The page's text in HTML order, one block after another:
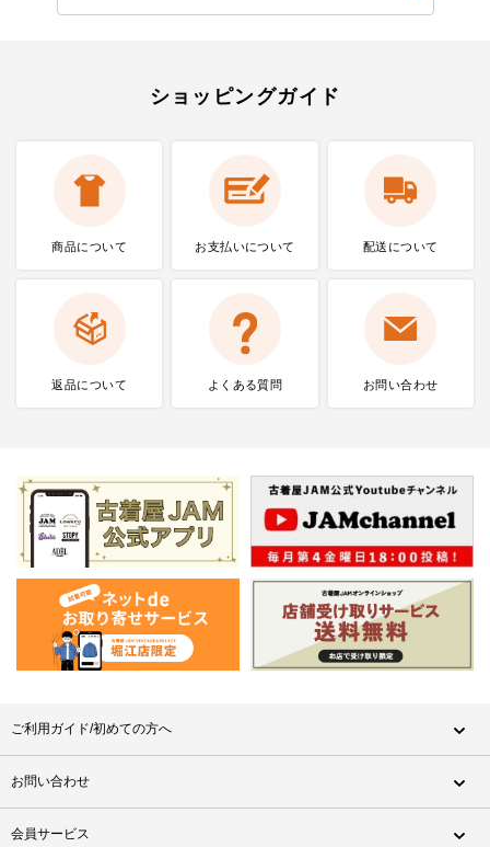
ショッピングガイド
商品について お支払いについて 配送について
返品について よくある質問 お問い合わせ
ご利用ガイド/初めての方へ
お問い合わせ
会員サービス